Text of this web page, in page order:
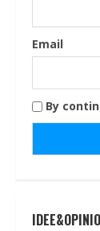
Email
By